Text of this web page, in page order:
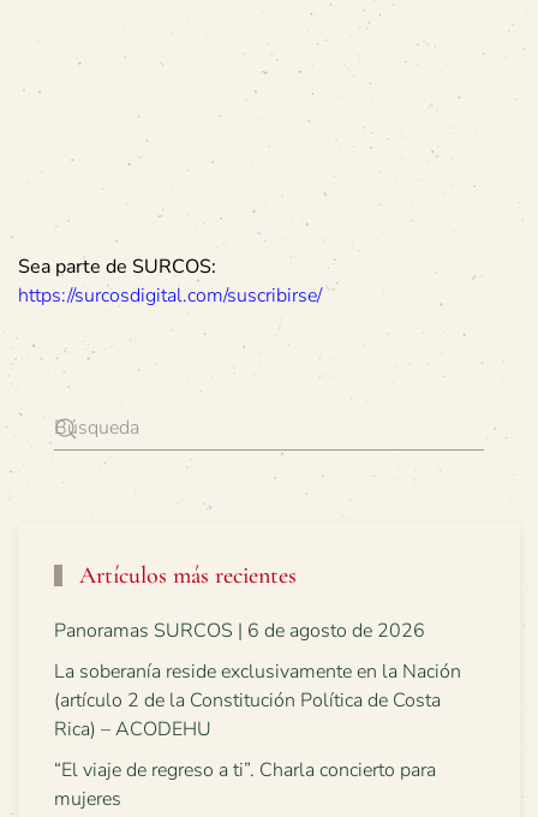
Sea parte de SURCOS:
https://surcosdigital.com/suscribirse/
Artículos más recientes
Panoramas SURCOS | 6 de agosto de 2026
La soberanía reside exclusivamente en la Nación
(artículo 2 de la Constitución Política de Costa
Rica) – ACODEHU
“El viaje de regreso a ti”. Charla concierto para
mujeres